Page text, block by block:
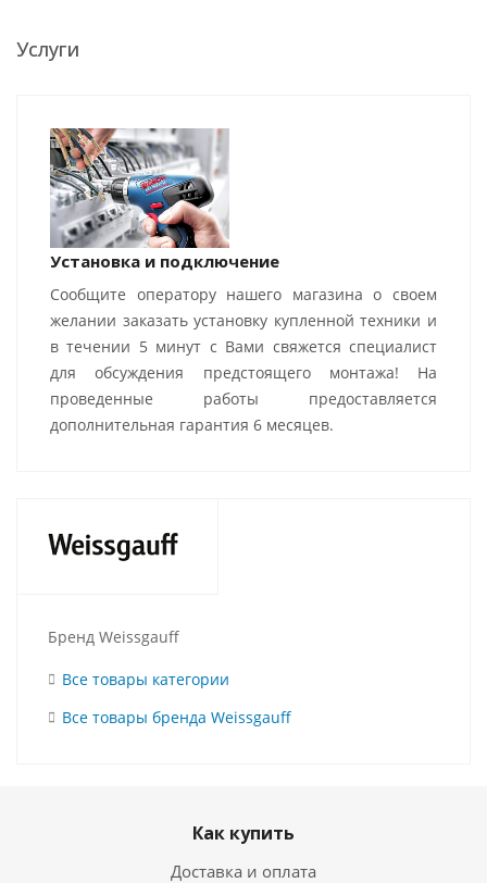
Услуги
Установка и подключение
Сообщите оператору нашего магазина о своем
желании заказать установку купленной техники и
в течении 5 минут с Вами свяжется специалист
для обсуждения предстоящего монтажа! На
проведенные работы предоставляется
дополнительная гарантия 6 месяцев.
Бренд Weissgauff
Все товары категории
Все товары бренда Weissgauff
Как купить
Доставка и оплата